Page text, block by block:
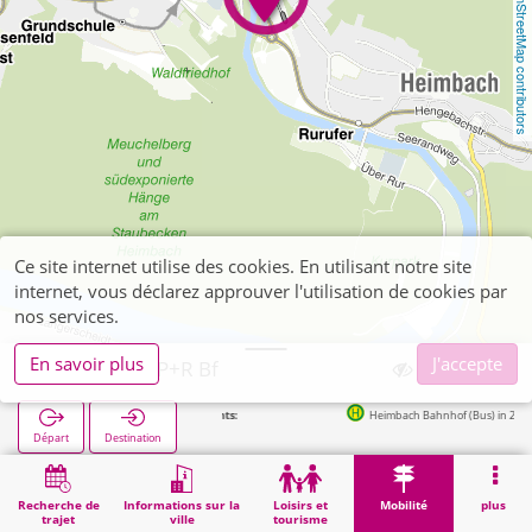
OpenStreetMap contributors
Recherche de
trajet
Informations sur la
ville
Loisirs et
tourisme
Mobilité plus
Heimbach, P+R Bf
Départ Destination
Arrêts suivants: Heimbach Bahnhof (Bus) in 21m
Démarrage Heimbach, P+R Bf
Ce site internet utilise des cookies. En utilisant notre site
internet, vous déclarez approuver l'utilisation de cookies par
nos services.
En savoir plus
J'accepte